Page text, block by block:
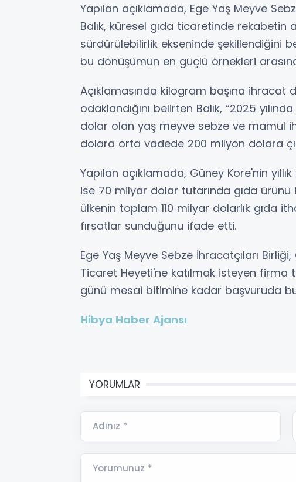
Yapılan açıklamada, Ege Yaş Meyve
Balık, küresel gıda ticaretinde
sürdürülebilirlik ekseninde şekillendiğini
bu dönüşümün en güçlü örnekleri
Açıklamasında kilogram başına
odaklandığını belirten Balık, “2025
dolar olan yaş meyve sebze ve mamul
dolara orta vadede 200 milyon dolara
Yapılan açıklamada, Güney Kore'nin
ise 70 milyar dolar tutarında gıda ürünü
ülkenin toplam 110 milyar dolarlık gıda
fırsatlar sunduğunu ifade etti.
Ege Yaş Meyve Sebze İhracatçıları
Ticaret Heyeti'ne katılmak isteyen firma
günü mesai bitimine kadar başvuruda
Hibya Haber Ajansı
YORUMLAR
Adınız *
Yorumunuz *